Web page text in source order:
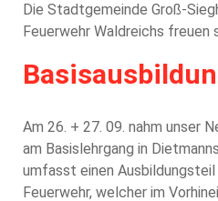
Die Stadtgemeinde Groß-
Feuerwehr Waldreichs freuen
Am 26. + 27. 09. nahm unser
am Basislehrgang in
umfasst einen Ausbildungsteil
Feuerwehr, welcher im